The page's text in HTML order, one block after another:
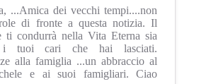
...Amica dei vecchi tempi....non
di fronte a questa notizia. Il
ti condurrà nella Vita Eterna sia
tuoi cari che hai lasciati.
alla famiglia ...un abbraccio al
e ai suoi famigliari. Ciao